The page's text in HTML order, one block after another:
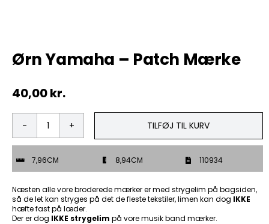
ØL & Spiritus
Andre Mærker
Tøj & Andre Varer
Ørn Yamaha – Patch Mærke
40,00kr.
Ørn
Yamaha
Patch
Mærke
antal
TILFØJ TIL KURV
7,96CM 8,94CM 110934
Næsten alle vore broderede mærker er med strygelim på bagsiden,
så de let kan stryges på det de fleste tekstiler, limen kan dog IKKE
hæfte fast på læder.
Der er dog IKKE strygelim på vore musik band mærker.